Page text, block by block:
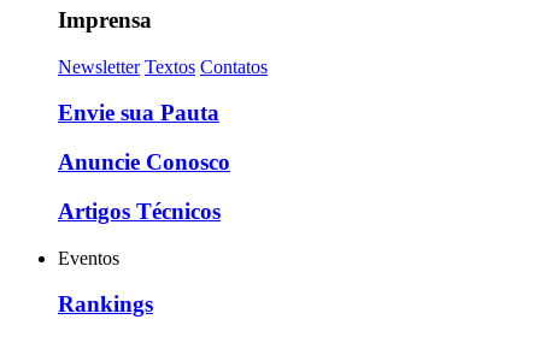
Imprensa
Newsletter Textos Contatos
Envie sua Pauta
Anuncie Conosco
Artigos Técnicos
Eventos
Rankings